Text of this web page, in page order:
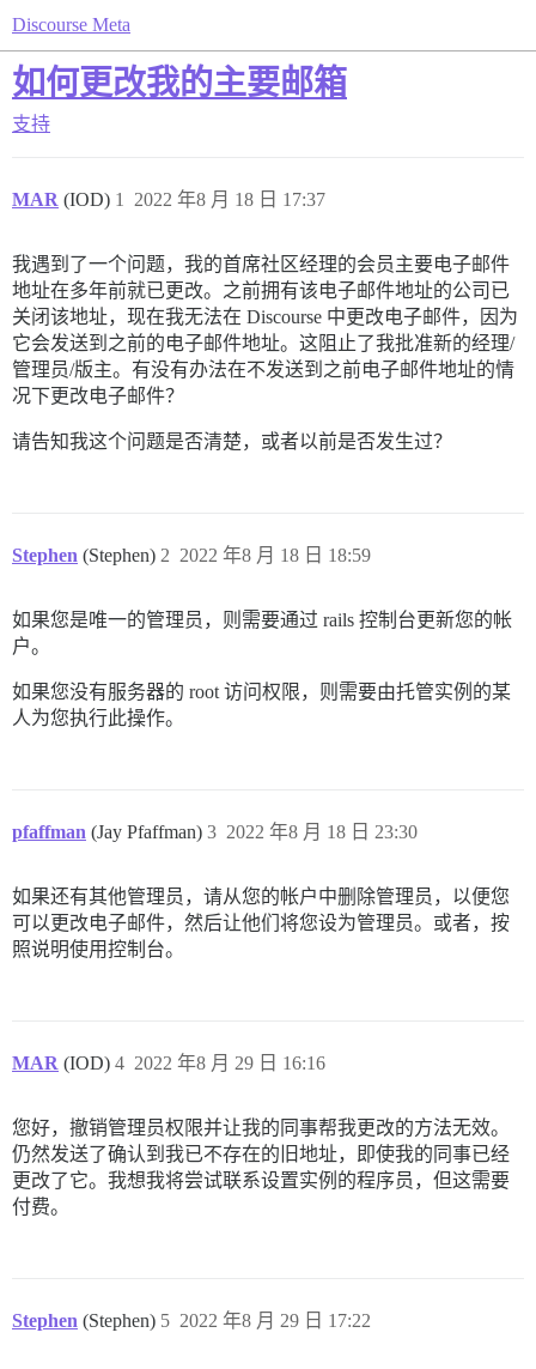
Discourse Meta
如何更改我的主要邮箱
支持
MAR (IOD) 2022 年8 月 18 日 17:37
1
我遇到了一个问题，我的首席社区经理的会员主要电子邮件
地址在多年前就已更改。之前拥有该电子邮件地址的公司已
关闭该地址，现在我无法在 Discourse 中更改电子邮件，因为
它会发送到之前的电子邮件地址。这阻止了我批准新的经理/
管理员/版主。有没有办法在不发送到之前电子邮件地址的情
况下更改电子邮件？
请告知我这个问题是否清楚，或者以前是否发生过？
Stephen (Stephen) 2022 年8 月 18 日 18:59
2
如果您是唯一的管理员，则需要通过 rails 控制台更新您的帐
户。
如果您没有服务器的 root 访问权限，则需要由托管实例的某
人为您执行此操作。
pfaffman (Jay Pfaffman) 2022 年8 月 18 日 23:30
3
如果还有其他管理员，请从您的帐户中删除管理员，以便您
可以更改电子邮件，然后让他们将您设为管理员。或者，按
照说明使用控制台。
MAR (IOD) 2022 年8 月 29 日 16:16
4
您好，撤销管理员权限并让我的同事帮我更改的方法无效。
仍然发送了确认到我已不存在的旧地址，即使我的同事已经
更改了它。我想我将尝试联系设置实例的程序员，但这需要
付费。
Stephen (Stephen) 2022 年8 月 29 日 17:22
5